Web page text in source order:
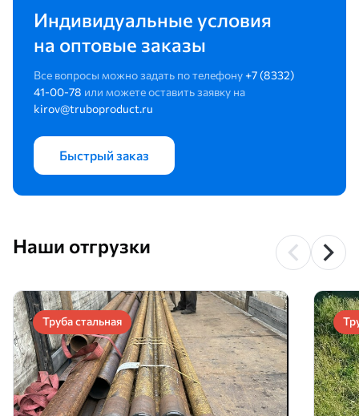
Индивидуальные условия
на оптовые заказы
Все вопросы можно задать по телефону +7 (8332)
41-00-78 или можете оставить заявку на
kirov@truboproduct.ru
Быстрый заказ
Наши отгрузки
Труба стальная